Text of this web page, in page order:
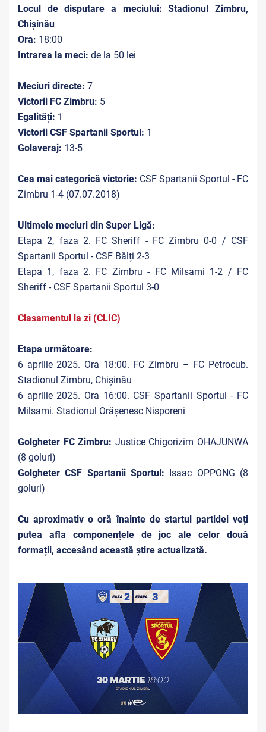
Locul de disputare a meciului: Stadionul Zimbru,
Chișinău
Ora: 18:00
Intrarea la meci: de la 50 lei
Meciuri directe: 7
Victorii FC Zimbru: 5
Egalități: 1
Victorii CSF Spartanii Sportul: 1
Golaveraj: 13-5
Cea mai categorică victorie: CSF Spartanii Sportul - FC
Zimbru 1-4 (07.07.2018)
Ultimele meciuri din Super Ligă:
Etapa 2, faza 2. FC Sheriff - FC Zimbru 0-0 / CSF
Spartanii Sportul - CSF Bălți 2-3
Etapa 1, faza 2. FC Zimbru - FC Milsami 1-2 / FC
Sheriff - CSF Spartanii Sportul 3-0
Clasamentul la zi (CLIC)
Etapa următoare:
6 aprilie 2025. Ora 18:00. FC Zimbru – FC Petrocub.
Stadionul Zimbru, Chișinău
6 aprilie 2025. Ora 16:00. CSF Spartanii Sportul - FC
Milsami. Stadionul Orășenesc Nisporeni
Golgheter FC Zimbru: Justice Chigorizim OHAJUNWA
(8 goluri)
Golgheter CSF Spartanii Sportul:
Isaac OPPONG (8
goluri)
Cu aproximativ o oră înainte de startul partidei veți
putea afla componențele de joc ale celor două
formații, accesând această știre actualizată.